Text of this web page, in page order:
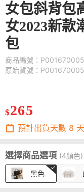
女包斜背包
女2023新款
包
商品編號：
原始貨號：
$265
預計出貨天數 8 天
選擇商品選項 (4顏色)
黑色